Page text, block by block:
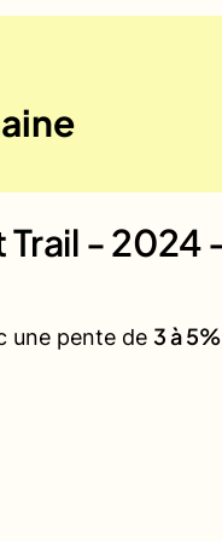
- 2024
une pente de 3 à 5%